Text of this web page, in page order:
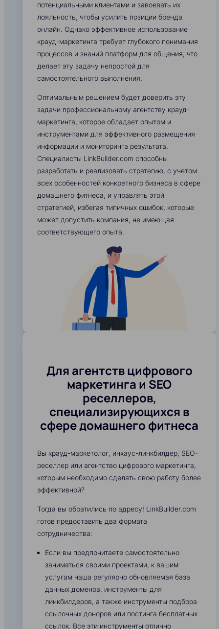
потенциальными клиентами и завоевать их
лояльность, чтобы усилить позиции бренда
онлайн. Однако эффективное использование
крауд-маркетинга требует глубокого понимания
процессов и знаний платформ для общения, что
делает эту задачу непростой для
самостоятельного выполнения.
Оптимальным решением будет доверить эту
задачи профессиональному агентству крауд-
маркетинга, которое обладает опытом и
инструментами для эффективного размещения
информации и мониторинга результата.
Специалисты LinkBuilder.com способны
разработать и реализовать стратегию, с учетом
всех особенностей конкретного бизнеса в сфере
домашнего фитнеса, и управлять этой
стратегией, избегая типичных ошибок, которые
может допустить компания, не имеющая
соответствующего опыта.
Для агентств цифрового
маркетинга и SEO
реселлеров,
специализирующихся в
сфере домашнего фитнеса
Вы крауд-маркетолог, инхаус-линкбилдер, SEO-
реселлер или агентство цифрового маркетинга,
которым необходимо сделать свою работу более
эффективной?
Тогда вы обратились по адресу! LinkBuilder.com
готов предоставить два формата
сотрудничества:
Если вы предпочитаете самостоятельно
заниматься своими проектами, к вашим
услугам наша регулярно обновляемая база
данных доменов, инструменты для
линкбилдеров, а также инструменты подбора
ссылочных доноров или постинга бесплатных
ссылок. Все эти инструменты отлично